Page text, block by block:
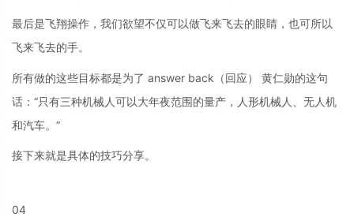
最后是飞翔操作，我们欲望不仅可以做飞来飞去的眼睛，也可所以
飞来飞去的手。
所有做的这些目标都是为了 answer back（回应） 黄仁勋的这句
话：“只有三种机械人可以大年夜范围的量产，人形机械人、无人机
和汽车。”
接下来就是具体的技巧分享。
04